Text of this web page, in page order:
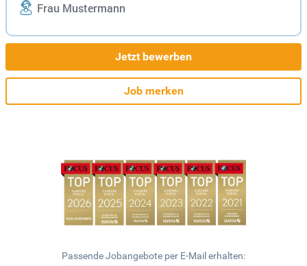
Frau Mustermann
Jetzt bewerben
Job merken
Passende Jobangebote per E-Mail erhalten: